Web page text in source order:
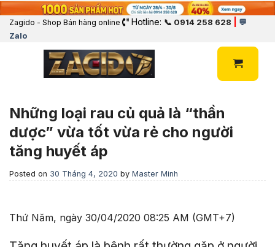
Zagido - Shop Bán hàng online Hotline: 📞 0914 258 628
💬
Zalo
Những loại rau củ quả là “thần
dược” vừa tốt vừa rẻ cho người
tăng huyết áp
Posted on 30 Tháng 4, 2020 by Master Minh
Thứ Năm, ngày 30/04/2020 08:25 AM (GMT+7)